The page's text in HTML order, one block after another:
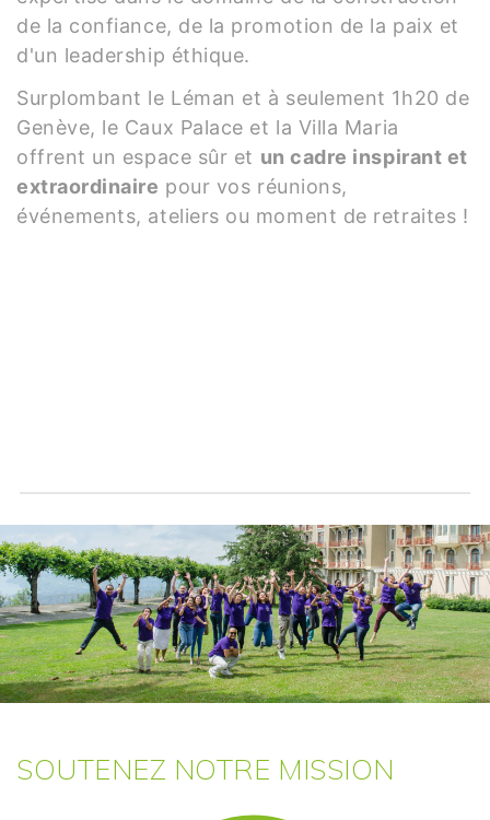
de la confiance, de la promotion de la paix et
d'un leadership éthique.
Surplombant le Léman et à seulement 1h20 de
Genève, le Caux Palace et la Villa Maria
offrent un espace sûr et un cadre inspirant et
extraordinaire pour vos réunions,
événements, ateliers ou moment de retraites !
SOUTENEZ NOTRE MISSION